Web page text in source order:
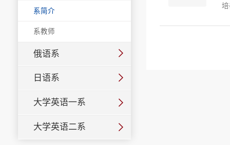
系简介
系教师
俄语系
日语系
大学英语一系
大学英语二系